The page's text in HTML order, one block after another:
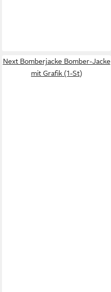
Next Bomberjacke Bomber-Jacke
mit Grafik (1-St)